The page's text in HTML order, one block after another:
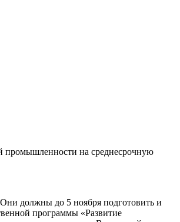
промышленности на среднесрочную
должны до 5 ноября подготовить и
программы «Развитие